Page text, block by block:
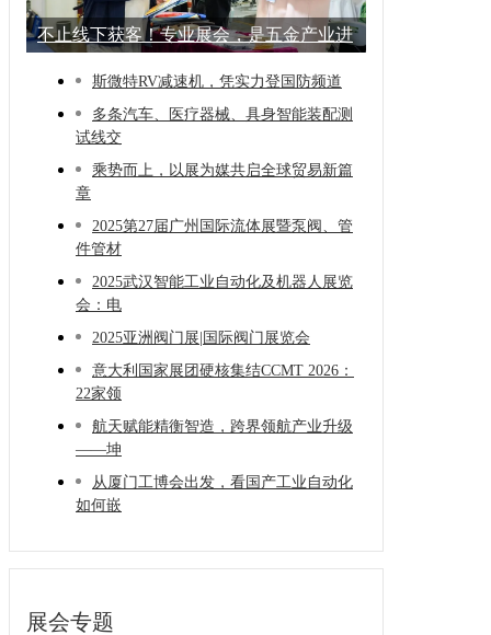
不止线下获客！专业展会，是五金产业进
斯微特RV减速机，凭实力登国防频道
多条汽车、医疗器械、具身智能装配测
试线交
乘势而上，以展为媒共启全球贸易新篇
章
2025第27届广州国际流体展暨泵阀、管
件管材
2025武汉智能工业自动化及机器人展览
会：电
2025亚洲阀门展|国际阀门展览会
意大利国家展团硬核集结CCMT 2026：
22家领
航天赋能精衡智造，跨界领航产业升级
——坤
从厦门工博会出发，看国产工业自动化
如何嵌
展会专题